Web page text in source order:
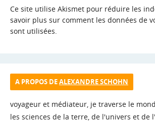
Ce site utilise Akismet pour réduire les
savoir plus sur comment les données de
sont utilisées
A PROPOS DEALEXANDRE SCHOHN
voyageur et médiateur, je traverse le
les sciences de la terre, de l'univers et de